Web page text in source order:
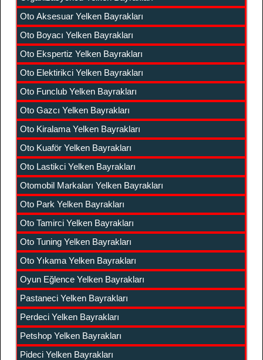
Oto Aksesuar Yelken Bayrakları
Oto Boyacı Yelken Bayrakları
Oto Ekspertiz Yelken Bayrakları
Oto Elektirikci Yelken Bayrakları
Oto Funclub Yelken Bayrakları
Oto Gazcı Yelken Bayrakları
Oto Kiralama Yelken Bayrakları
Oto Kuaför Yelken Bayrakları
Oto Lastikci Yelken Bayrakları
Otomobil Markaları Yelken Bayrakları
Oto Park Yelken Bayrakları
Oto Tamirci Yelken Bayrakları
Oto Tuning Yelken Bayrakları
Oto Yıkama Yelken Bayrakları
Oyun Eğlence Yelken Bayrakları
Pastaneci Yelken Bayrakları
Perdeci Yelken Bayrakları
Petshop Yelken Bayrakları
Pideci Yelken Bayrakları